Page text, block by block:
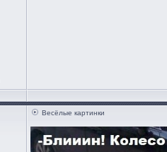
Весёлые картинки